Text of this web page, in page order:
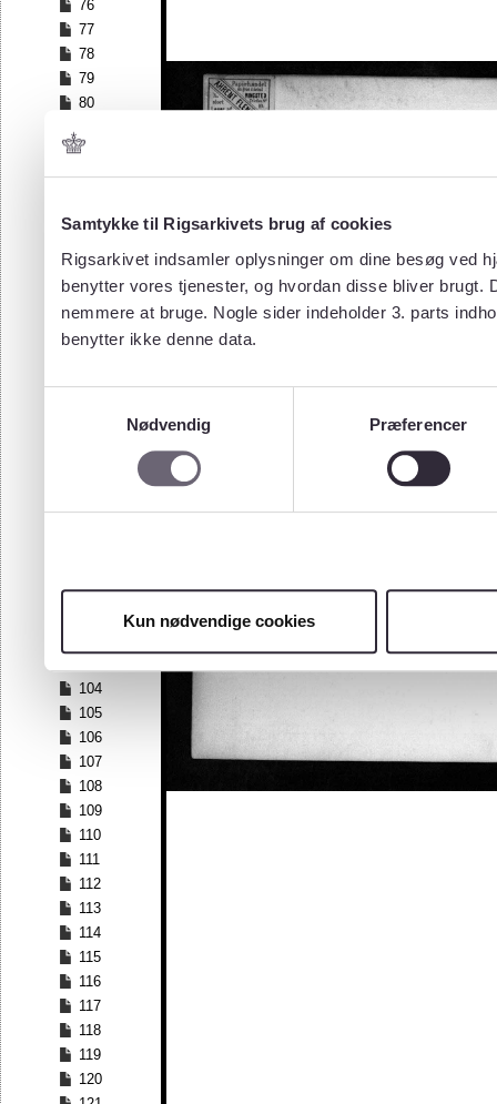
Samtykke til Rigsarkivets brug af cookies
Rigsarkivet indsamler oplysninger om dine besøg ved
benytter vores tjenester, og hvordan disse bliver
nemmere at bruge. Nogle sider indeholder 3. parts
benytter ikke denne data.
Nødvendig
Præferencer
Kun nødvendige cookies
76
77
78
79
80
82
83
85
87
88
89
90
97
100
104
105
106
107
108
109
110
111
112
113
114
115
116
117
118
119
120